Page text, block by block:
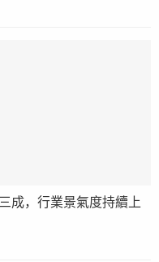
成，行業景氣度持續上